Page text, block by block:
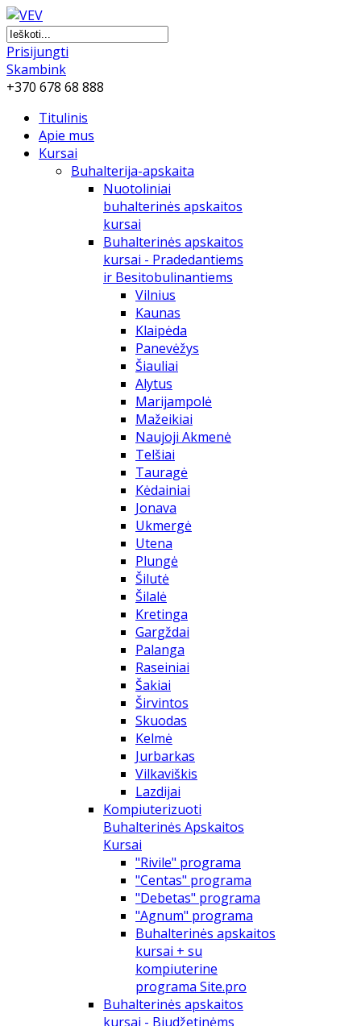
Prisijungti
Skambink
+370 678 68 888
Titulinis
Apie mus
Kursai
Buhalterija-apskaita
Nuotoliniai
buhalterinės apskaitos
kursai
Buhalterinės apskaitos
kursai - Pradedantiems
ir Besitobulinantiems
Vilnius
Kaunas
Klaipėda
Panevėžys
Šiauliai
Alytus
Marijampolė
Mažeikiai
Naujoji Akmenė
Telšiai
Tauragė
Kėdainiai
Jonava
Ukmergė
Utena
Plungė
Šilutė
Šilalė
Kretinga
Gargždai
Palanga
Raseiniai
Šakiai
Širvintos
Skuodas
Kelmė
Jurbarkas
Vilkaviškis
Lazdijai
Kompiuterizuoti
Buhalterinės Apskaitos
Kursai
"Rivile" programa
"Centas" programa
"Debetas" programa
"Agnum" programa
Buhalterinės apskaitos
kursai + su
kompiuterine
programa Site.pro
Buhalterinės apskaitos
kursai - Biudžetinėms